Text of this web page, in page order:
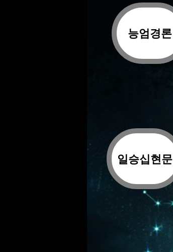
능엄경론
일승십현문